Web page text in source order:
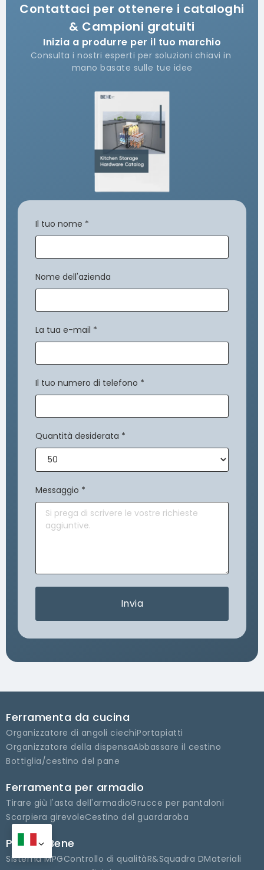
Contattaci per ottenere i cataloghi
& Campioni gratuiti
Inizia a produrre per il tuo marchio
Consulta i nostri esperti per soluzioni chiavi in ​​
mano basate sulle tue idee
Il tuo nome *
Nome dell'azienda
La tua e-mail *
Il tuo numero di telefono *
Quantità desiderata *
Messaggio *
Invia
Ferramenta da cucina
Organizzatore di angoli ciechiPortapiatti
Organizzatore della dispensaAbbassare il cestino
Bottiglia/cestino del pane
Ferramenta per armadio
Tirare giù l'asta dell'armadioGrucce per pantaloni
Scarpiera girevoleCestino del guardaroba
Perchè Bene
Sistema MPGControllo di qualitàR&Squadra DMateriali